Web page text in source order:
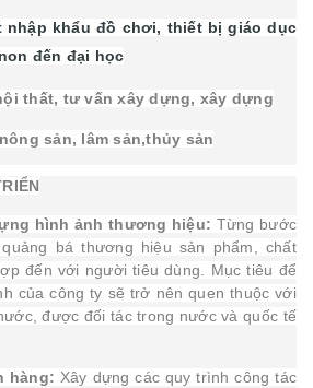
nhập khẩu đồ chơi, thiết bị giáo dục
đến đại học
thất, tư vấn xây dựng, xây dựng
sản, lâm sản,thủy sản
hình ảnh thương hiệu: Từng bước
bá thương hiệu sản phẩm, chất
đến với người tiêu dùng. Mục tiêu để
của công ty sẽ trở nên quen thuộc với
được đối tác trong nước và quốc tế
hàng: Xây dựng các quy trình công tác